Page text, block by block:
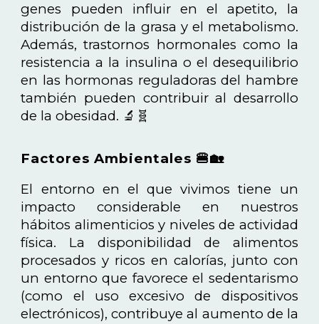
genes pueden influir en el apetito, la
distribución de la grasa y el metabolismo.
Además, trastornos hormonales como la
resistencia a la insulina o el desequilibrio
en las hormonas reguladoras del hambre
también pueden contribuir al desarrollo
de la obesidad. 🔬🧬
Factores Ambientales 🍔🏡
El entorno en el que vivimos tiene un
impacto considerable en nuestros
hábitos alimenticios y niveles de actividad
física. La disponibilidad de alimentos
procesados y ricos en calorías, junto con
un entorno que favorece el sedentarismo
(como el uso excesivo de dispositivos
electrónicos), contribuye al aumento de la